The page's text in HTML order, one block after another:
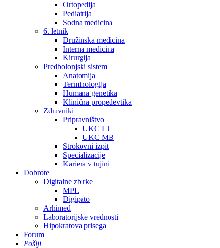
Ortopedija
Pediatrija
Sodna medicina
6. letnik
Družinska medicina
Interna medicina
Kirurgija
Predbolonjski sistem
Anatomija
Terminologija
Humana genetika
Klinična propedevtika
Zdravniki
Pripravništvo
UKC LJ
UKC MB
Strokovni izpit
Specializacije
Kariera v tujini
Dobrote
Digitalne zbirke
MPL
Digipato
Arhimed
Laboratorijske vrednosti
Hipokratova prisega
Forum
Pošlji